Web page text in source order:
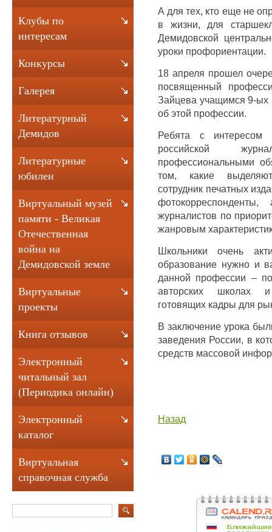
А для тех, кто еще не
в жизни, для
Демидовской
уроки профориентации.
18 апреля прошел
посвященный
Зайцева учащимся 9-
об этой профессии.
Ребята с интересом
российской
профессиональными
том, какие выделяют
сотрудник печатных
журналистов по
жанровым
Школьники очень
образование нужно и
данной профессии –
авторских школах и
готовящих кадры для
В заключение урока
заведения России, в
средств массовой
Назад
Клубы по
интересам
Конкурсы
Галерея
Литературный
Демидов
Литературные
юбилеи
Виртуальный музей
памяти - Великая
Отечественная
война на
Демидовской земле
Виртуальные
проекты
Книга отзывов
Электронный
читальный зал
(Периодика онлайн)
Электронный
каталог
Виртуальная
справочная служба